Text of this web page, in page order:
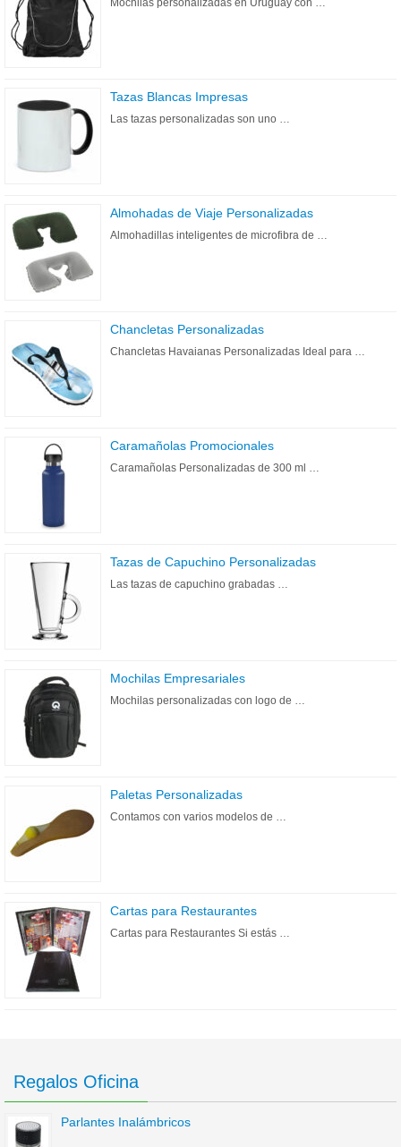
Mochilas personalizadas en Uruguay con …
Tazas Blancas Impresas
Las tazas personalizadas son uno …
Almohadas de Viaje Personalizadas
Almohadillas inteligentes de microfibra de …
Chancletas Personalizadas
Chancletas Havaianas Personalizadas Ideal para …
Caramañolas Promocionales
Caramañolas Personalizadas de 300 ml …
Tazas de Capuchino Personalizadas
Las tazas de capuchino grabadas …
Mochilas Empresariales
Mochilas personalizadas con logo de …
Paletas Personalizadas
Contamos con varios modelos de …
Cartas para Restaurantes
Cartas para Restaurantes Si estás …
Regalos Oficina
Parlantes Inalámbricos